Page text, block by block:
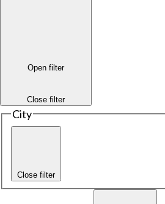
Open filter
Close filter
City
Close filter